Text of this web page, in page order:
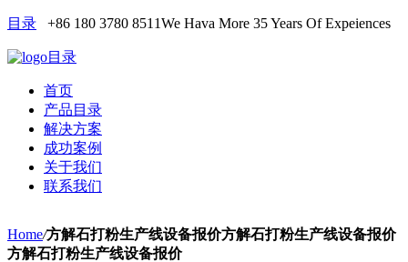
目录 +86 180 3780 8511We Hava More 35 Years Of Expeiences
目录
首页
产品目录
解决方案
成功案例
关于我们
联系我们
Home/方解石打粉生产线设备报价方解石打粉生产线设备报价
方解石打粉生产线设备报价